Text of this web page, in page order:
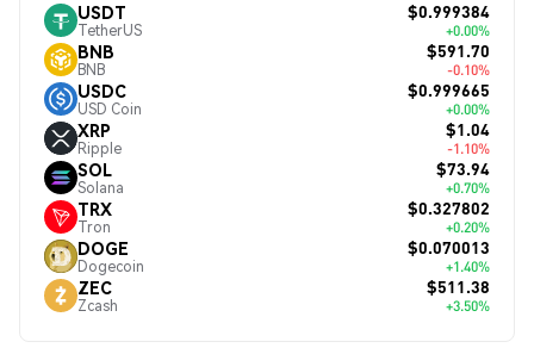
USDT
TetherUS
$0.999384
+0.00%
BNB
BNB
$591.70
-0.10%
USDC
USD Coin
$0.999665
+0.00%
XRP
Ripple
$1.04
-1.10%
SOL
Solana
$73.94
+0.70%
TRX
Tron
$0.327802
+0.20%
DOGE
Dogecoin
$0.070013
+1.40%
ZEC
Zcash
$511.38
+3.50%